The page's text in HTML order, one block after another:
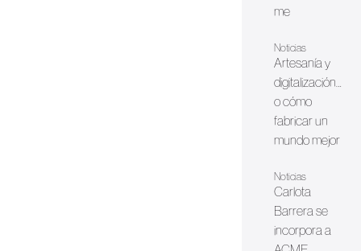
me
Noticias
Artesanía y
digitalización…
o cómo
fabricar un
mundo mejor
Noticias
Carlota
Barrera se
incorpora a